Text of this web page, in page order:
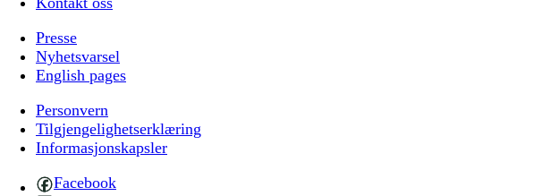
Presse
Nyhetsvarsel
English pages
Personvern
Tilgjengelighetserklæring
Informasjonskapsler
Facebook